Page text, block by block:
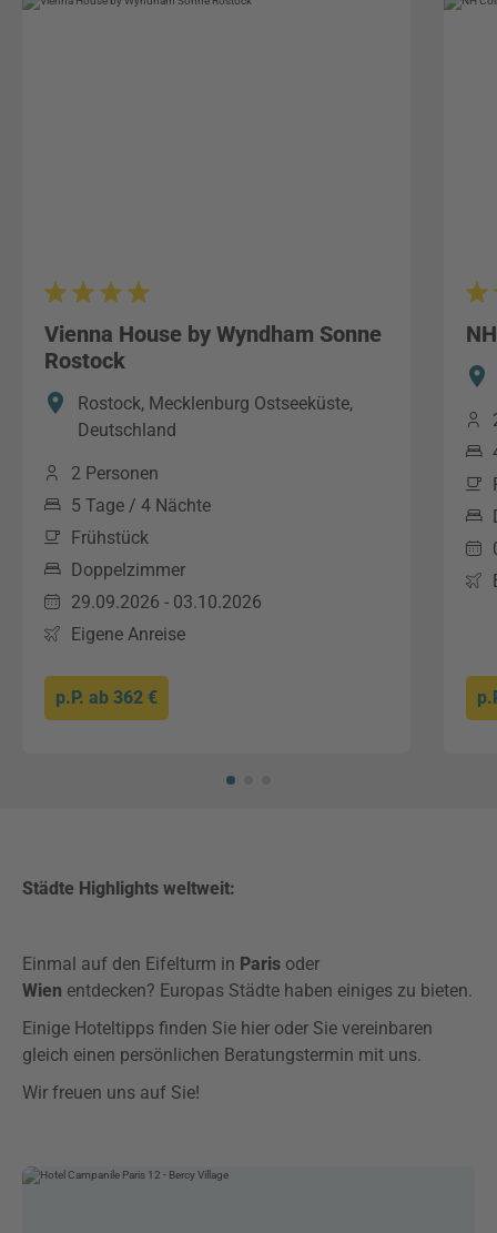
Vienna House by Wyndham Sonne
Rostock
Rostock, Mecklenburg Ostseeküste,
Deutschland
2 Personen
5 Tage / 4 Nächte
Frühstück
Doppelzimmer
29.09.2026 - 03.10.2026
Eigene Anreise
p.P. ab 362 €
Städte Highlights weltweit:
Einmal auf den Eifelturm in Paris oder
Wien entdecken? Europas Städte haben einiges zu bieten.
Einige Hoteltipps finden Sie hier oder Sie vereinbaren
gleich einen persönlichen Beratungstermin mit uns.
Wir freuen uns auf Sie!